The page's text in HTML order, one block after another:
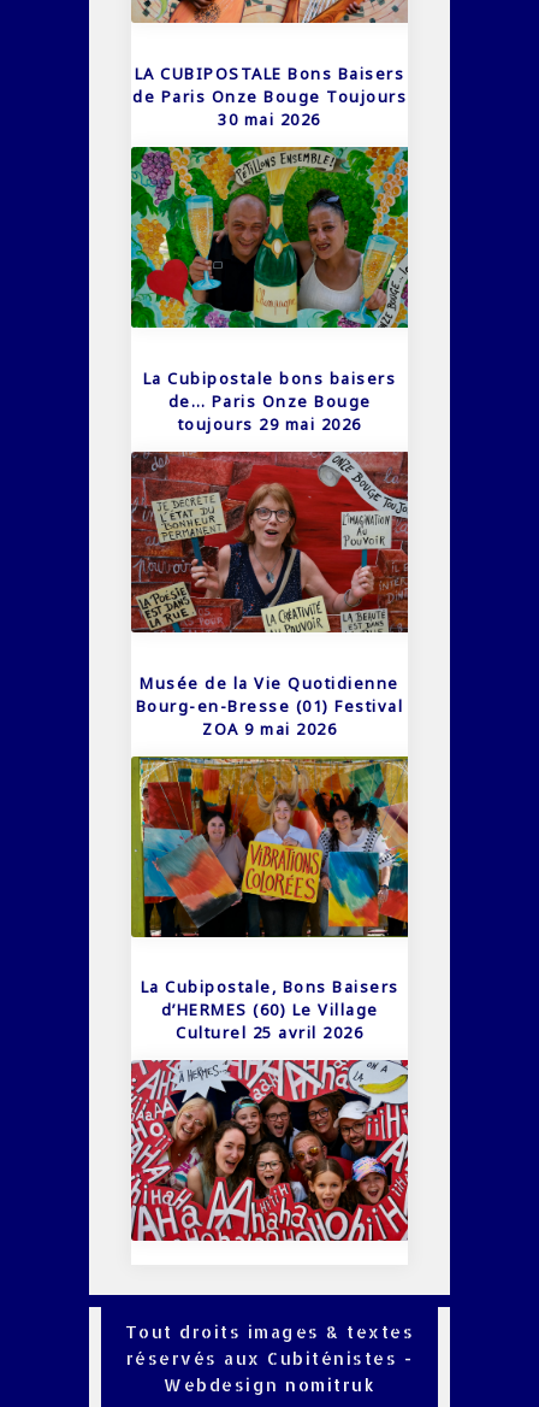
LA CUBIPOSTALE Bons Baisers
de Paris Onze Bouge Toujours
30 mai 2026
La Cubipostale bons baisers
de… Paris Onze Bouge
toujours 29 mai 2026
Musée de la Vie Quotidienne
Bourg-en-Bresse (01) Festival
ZOA 9 mai 2026
La Cubipostale, Bons Baisers
d’HERMES (60) Le Village
Culturel 25 avril 2026
Tout droits images & textes
réservés aux Cubiténistes -
Webdesign nomitruk